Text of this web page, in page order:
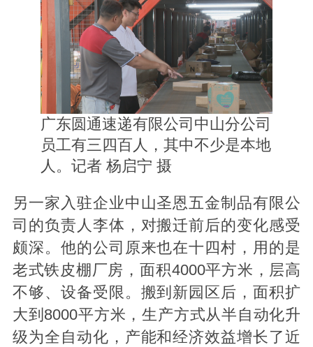
广东圆通速递有限公司中山分公司
员工有三四百人，其中不少是本地
人。记者 杨启宁 摄
另一家入驻企业中山圣恩五金制品有限公
司的负责人李体，对搬迁前后的变化感受
颇深。他的公司原来也在十四村，用的是
老式铁皮棚厂房，面积4000平方米，层高
不够、设备受限。搬到新园区后，面积扩
大到8000平方米，生产方式从半自动化升
级为全自动化，产能和经济效益增长了近